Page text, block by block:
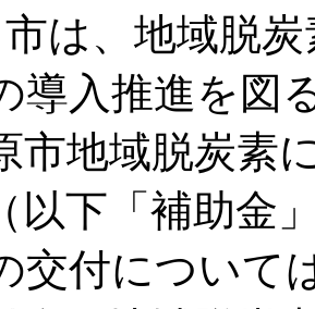
、地域脱炭
導入推進を図
市地域脱炭素
以下「補助金
交付について